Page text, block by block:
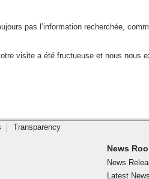
pas l’information recherchée,
visite a été fructueuse et nous nous
Transparency
News
News
Latest News